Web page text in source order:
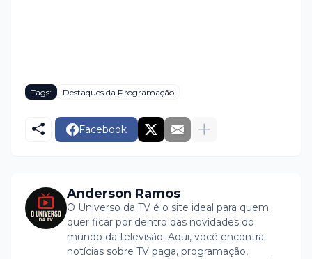
Tags: Destaques da Programação
Facebook
Anderson Ramos
O Universo da TV é o site ideal para quem
quer ficar por dentro das novidades do
mundo da televisão. Aqui, você encontra
notícias sobre TV paga, programação,